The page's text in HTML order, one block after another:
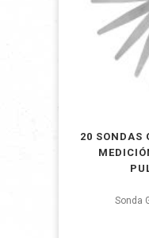
20 SONDAS
Sonda